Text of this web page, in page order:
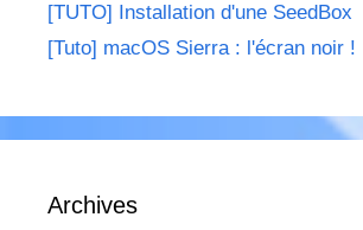
[TUTO] Installation d'une SeedBox
[Tuto] macOS Sierra : l'écran noir !
Archives